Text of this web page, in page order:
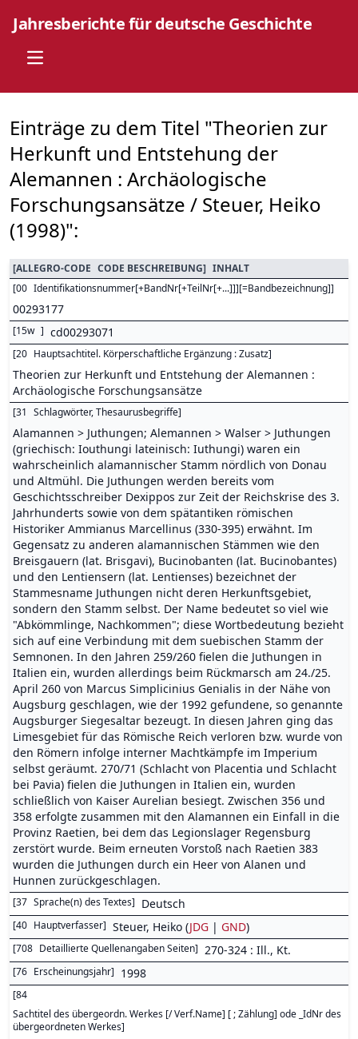
Jahresberichte für deutsche Geschichte
Open main menu
Einträge zu dem Titel "Theorien zur
Herkunft und Entstehung der
Alemannen : Archäologische
Forschungsansätze / Steuer, Heiko
(1998)":
[ALLEGRO-CODE CODE BESCHREIBUNG] INHALT
[00 Identifikationsnummer[+BandNr[+TeilNr[+...]]][=Bandbezeichnung]]
00293177
[15w ] cd00293071
[20 Hauptsachtitel. Körperschaftliche Ergänzung : Zusatz]
Theorien zur Herkunft und Entstehung der Alemannen :
Archäologische Forschungsansätze
[31 Schlagwörter, Thesaurusbegriffe]
Alamannen > Juthungen; Alemannen > Walser > Juthungen
(griechisch: Iouthungi lateinisch: Iuthungi) waren ein
wahrscheinlich alamannischer Stamm nördlich von Donau
und Altmühl. Die Juthungen werden bereits vom
Geschichtsschreiber Dexippos zur Zeit der Reichskrise des 3.
Jahrhunderts sowie von dem spätantiken römischen
Historiker Ammianus Marcellinus (330-395) erwähnt. Im
Gegensatz zu anderen alamannischen Stämmen wie den
Breisgauern (lat. Brisgavi), Bucinobanten (lat. Bucinobantes)
und den Lentiensern (lat. Lentienses) bezeichnet der
Stammesname Juthungen nicht deren Herkunftsgebiet,
sondern den Stamm selbst. Der Name bedeutet so viel wie
"Abkömmlinge, Nachkommen"; diese Wortbedeutung bezieht
sich auf eine Verbindung mit dem suebischen Stamm der
Semnonen. In den Jahren 259/260 fielen die Juthungen in
Italien ein, wurden allerdings beim Rückmarsch am 24./25.
April 260 von Marcus Simplicinius Genialis in der Nähe von
Augsburg geschlagen, wie der 1992 gefundene, so genannte
Augsburger Siegesaltar bezeugt. In diesen Jahren ging das
Limesgebiet für das Römische Reich verloren bzw. wurde von
den Römern infolge interner Machtkämpfe im Imperium
selbst geräumt. 270/71 (Schlacht von Placentia und Schlacht
bei Pavia) fielen die Juthungen in Italien ein, wurden
schließlich von Kaiser Aurelian besiegt. Zwischen 356 und
358 erfolgte zusammen mit den Alamannen ein Einfall in die
Provinz Raetien, bei dem das Legionslager Regensburg
zerstört wurde. Beim erneuten Vorstoß nach Raetien 383
wurden die Juthungen durch ein Heer von Alanen und
Hunnen zurückgeschlagen.
[37 Sprache(n) des Textes] Deutsch
[40 Hauptverfasser] Steuer, Heiko (JDG | GND)
[708 Detaillierte Quellenangaben Seiten] 270-324 : Ill., Kt.
[76 Erscheinungsjahr] 1998
[84
Sachtitel des übergeordn. Werkes [/ Verf.Name] [ ; Zählung] ode _IdNr des
übergeordneten Werkes]